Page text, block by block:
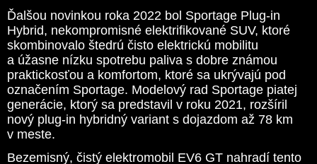
Ďalšou novinkou roka 2022 bol Sportage Plug-in
Hybrid, nekompromisné elektrifikované SUV, ktoré
skombinovalo štedrú čisto elektrickú mobilitu
a úžasne nízku spotrebu paliva s dobre známou
praktickosťou a komfortom, ktoré sa ukrývajú pod
označením Sportage. Modelový rad Sportage piatej
generácie, ktorý sa predstavil v roku 2021, rozšíril
nový plug-in hybridný variant s dojazdom až 78 km
v meste.
Bezemisný, čistý elektromobil EV6 GT nahradí tento